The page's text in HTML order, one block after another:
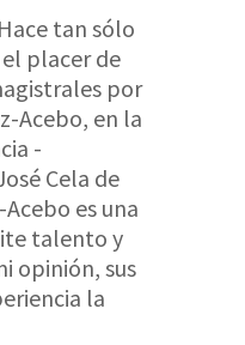
tan sólo
placer de
por
Acebo, en la
-
Cela de
es una
talento y
opinión, sus
la